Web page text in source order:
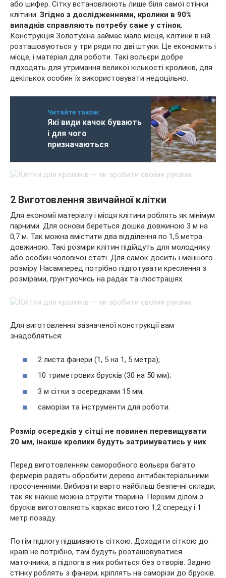
або шифер. Сітку встановлюють лише біля самої стінки
клітини. Згідно з дослідженнями, кролики в 90%
випадків справляють потребу саме у стінок.
Конструкція Золотухіна займає мало місця, клітини в ній
розташовуються у три ряди по дві штуки. Це економить і
місце, і матеріал для роботи. Такі вольєри добре
підходять для утримання великої кількості кроликів, для
декількох особин їх використовувати недоцільно.
Читайте також:
Які види качок бувають
і для чого
призначаються
2 Виготовлення звичайної клітки
Для економії матеріалу і місця клітини роблять як мінімум
парними. Для основи береться дошка довжиною 3 м на
0,7 м. Так можна вмістити два відділення по 1,5 метра
довжиною. Такі розміри клітин підійдуть для молодняку
або особин чоловічої статі. Для самок досить і меншого
розміру. Насамперед потрібно підготувати креслення з
розмірами, грунтуючись на радах та ілюстраціях.
Для виготовлення зазначеної конструкції вам
знадобляться:
2 листа фанери (1, 5 на 1, 5 метра);
10 триметрових брусків (30 на 50 мм);
3 м сітки з осередками 15 мм;
саморізи та інструменти для роботи.
Розмір осередків у сітці не повинен перевищувати
20 мм, інакше кролики будуть затримуватись у них.
Перед виготовленням саморобного вольєра багато
фермерів радять обробити дерево антибактеріальними
просоченнями. Вибирати варто найбільш безпечні склади,
так як інакше можна отруїти тварина. Першим ділом з
брусків виготовляють каркас висотою 1,2 спереду і 1
метр позаду.
Потім підлогу підшивають сіткою. Доходити сіткою до
країв не потрібно, там будуть розташовуватися
маточники, а підлога в них робиться без отворів. Задню
стінку роблять з фанери, кріплять на саморізи до брусків.